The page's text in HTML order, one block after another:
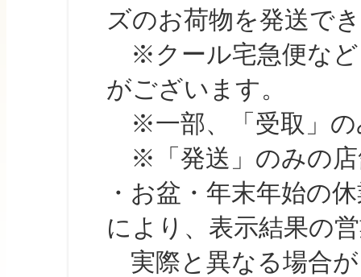
ズのお荷物を発送で
※クール宅急便など
がございます。
※一部、「受取」の
※「発送」のみの店
・お盆・年末年始の
により、表示結果の
実際と異なる場合が